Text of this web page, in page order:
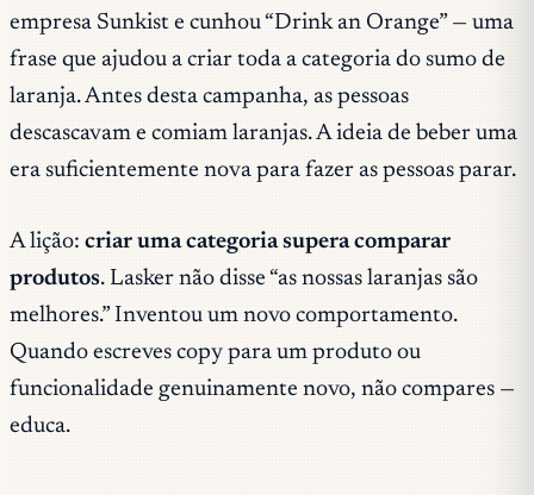
empresa Sunkist e cunhou “Drink an Orange” — uma
frase que ajudou a criar toda a categoria do sumo de
laranja. Antes desta campanha, as pessoas
descascavam e comiam laranjas. A ideia de beber uma
era suficientemente nova para fazer as pessoas parar.
A lição: criar uma categoria supera comparar
produtos. Lasker não disse “as nossas laranjas são
melhores.” Inventou um novo comportamento.
Quando escreves copy para um produto ou
funcionalidade genuinamente novo, não compares —
educa.